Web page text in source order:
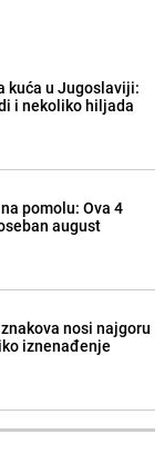
kuća u Jugoslaviji:
i nekoliko hiljada
pomolu: Ova 4
august
nosi najgoru
iznenađenje